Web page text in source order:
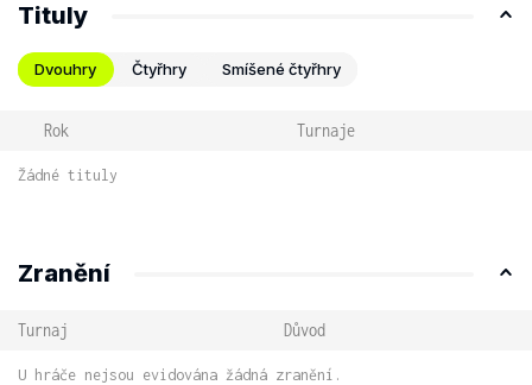
Tituly
Dvouhry Čtyřhry Smíšené čtyřhry
Rok Turnaje
Žádné tituly
Zranění
Turnaj Důvod
U hráče nejsou evidována žádná zranění.